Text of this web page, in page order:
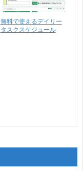
無料で使えるデイリー
タスクスケジュール